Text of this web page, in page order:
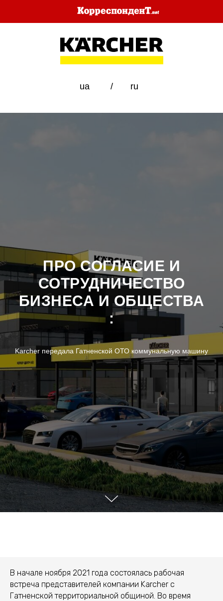
/ ru
ua
ПРО СОГЛАСИЕ И
СОТРУДНИЧЕСТВО
БИЗНЕСА И ОБЩЕСТВА
:
Karcher передала Гатненской ОТО коммунальную машину
В начале ноября 2021 года состоялась рабочая
встреча представителей компании Karcher с
Гатненской территориальной общиной. Во время